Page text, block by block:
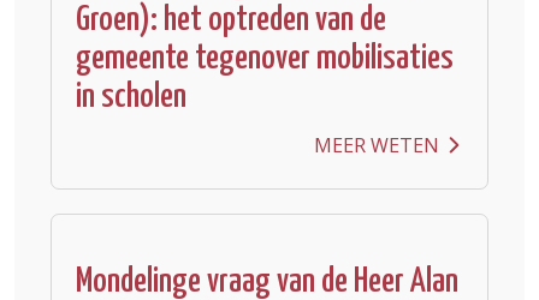
Groen): het optreden van de
gemeente tegenover mobilisaties
in scholen
MEER WETEN
Mondelinge vraag van de Heer Alan